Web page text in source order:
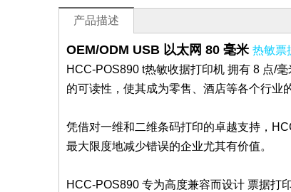
产品描述
OEM/ODM USB 以太网 80 毫米 热敏票
HCC-POS890 t热敏收据打印机 拥有 8 点/
的可读性，使其成为零售、酒店等各个行业
凭借对一维和二维条码打印的卓越支持，
最大限度地减少错误的企业尤其有价值。
HCC-POS890 专为高度兼容而设计 票据打